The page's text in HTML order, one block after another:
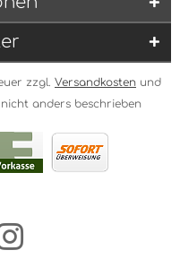
zzgl. Versandkosten und
anders beschrieben